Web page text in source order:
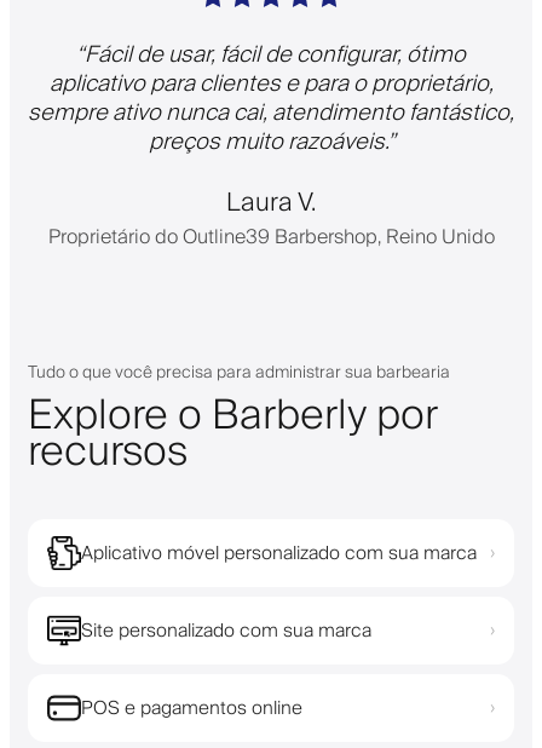
“Fácil de usar, fácil de configurar, ótimo
aplicativo para clientes e para o proprietário,
sempre ativo nunca cai, atendimento fantástico,
preços muito razoáveis.”
Laura V.
Proprietário do Outline39 Barbershop, Reino Unido
Tudo o que você precisa para administrar sua barbearia
Explore o Barberly por
recursos
Aplicativo móvel personalizado com sua marca ›
Site personalizado com sua marca ›
POS e pagamentos online ›